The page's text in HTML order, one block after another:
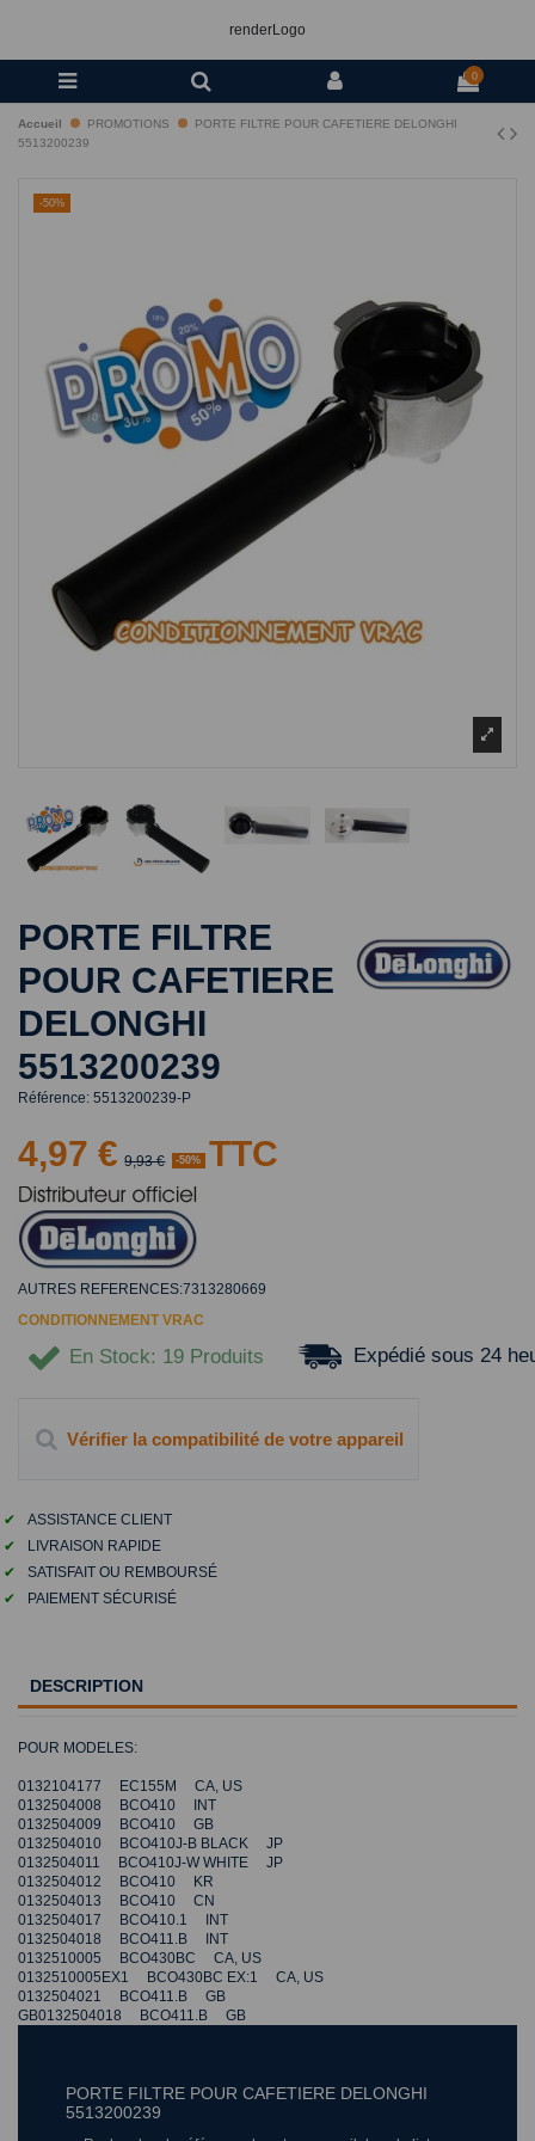
renderLogo
0
Accueil PROMOTIONS
PORTE FILTRE POUR CAFETIERE DELONGHI
5513200239
-50%
PORTE FILTRE
POUR CAFETIERE
DELONGHI
5513200239
Référence: 5513200239-P
4,97 € 9,93 € -50% TTC
AUTRES REFERENCES:7313280669
CONDITIONNEMENT VRAC
En Stock: 19 Produits Expédié sous 24
Vérifier la compatibilité de votre appareil
✔
ASSISTANCE CLIENT
✔
LIVRAISON RAPIDE
✔
SATISFAIT OU REMBOURSÉ
✔
PAIEMENT SÉCURISÉ
DESCRIPTION
POUR MODELES:
0132104177 EC155M CA, US
0132504008 BCO410 INT
0132504009 BCO410 GB
0132504010 BCO410J-B BLACK JP
0132504011 BCO410J-W WHITE JP
0132504012 BCO410 KR
0132504013 BCO410 CN
0132504017 BCO410.1 INT
0132504018 BCO411.B INT
0132510005 BCO430BC CA, US
0132510005EX1 BCO430BC EX:1 CA, US
0132504021 BCO411.B GB
GB0132504018 BCO411.B GB
PORTE FILTRE POUR CAFETIERE DELONGHI
5513200239